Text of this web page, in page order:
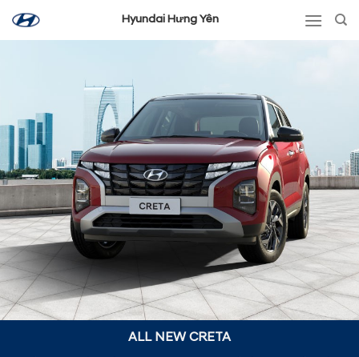
Hyundai Hưng Yên
ALL NEW CRETA